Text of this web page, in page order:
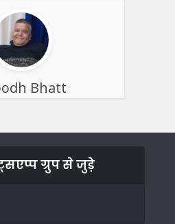
Bhatt
ग्रुप से जुड़े